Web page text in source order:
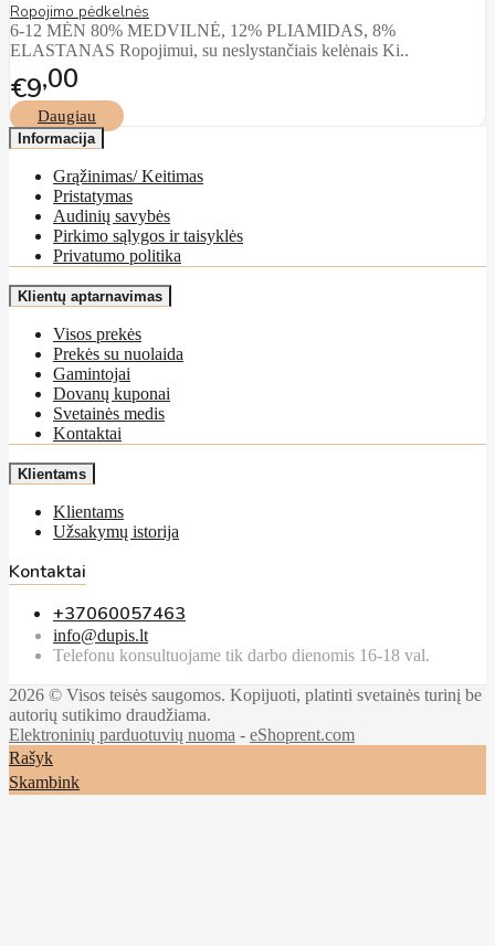
Ropojimo pėdkelnės
6-12 MĖN 80% MEDVILNĖ, 12% PLIAMIDAS, 8%
ELASTANAS Ropojimui, su neslystančiais kelėnais Ki..
€9 00
Daugiau
Informacija
Grąžinimas/ Keitimas
Pristatymas
Audinių savybės
Pirkimo sąlygos ir taisyklės
Privatumo politika
Klientų aptarnavimas
Visos prekės
Prekės su nuolaida
Gamintojai
Dovanų kuponai
Svetainės medis
Kontaktai
Klientams
Klientams
Užsakymų istorija
Kontaktai
+37060057463
info@dupis.lt
Telefonu konsultuojame tik darbo dienomis 16-18 val.
2026 © Visos teisės saugomos. Kopijuoti, platinti svetainės turinį be
autorių sutikimo draudžiama.
Elektroninių parduotuvių nuoma - eShoprent.com
Rašyk
Skambink